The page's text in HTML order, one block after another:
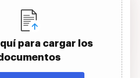
para cargar los